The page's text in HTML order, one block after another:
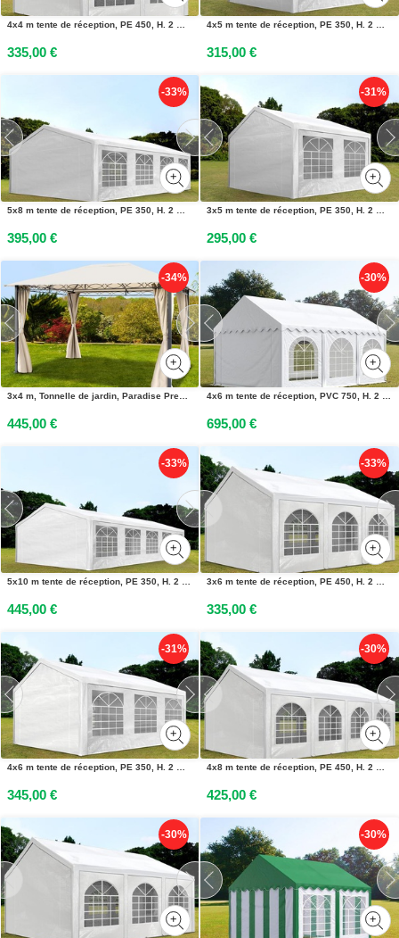
4x4 m tente de réception, PE 450, H. 2 m, blanc - (91108)
335,00 €
4x5 m tente de réception, PE 350, H. 2 m, blanc - (90110)
315,00 €
-33%
5x8 m tente de réception, PE 350, H. 2 m, blanc - (90108)
395,00 €
-31%
3x5 m tente de réception, PE 350, H. 2 m, blanc - (90113)
295,00 €
-34%
3x4 m, Tonnelle de jardin, Paradise Premium, champagne - (300114)
445,00 €
-30%
4x6 m tente de réception, PVC 750, H. 2 m, blanc - (7339)
695,00 €
-33%
5x10 m tente de réception, PE 350, H. 2 m, blanc - (90104)
445,00 €
-33%
3x6 m tente de réception, PE 450, H. 2 m, blanc - (91104)
335,00 €
-31%
4x6 m tente de réception, PE 350, H. 2 m, blanc - (90102)
345,00 €
-30%
4x8 m tente de réception, PE 450, H. 2 m, blanc - (91111)
425,00 €
-30% -30%